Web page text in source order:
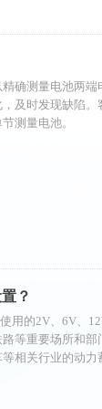
确测量电池两
及时发现缺陷
测量电池。
？
用的2V、6V、
等重要场所和
相关行业的动